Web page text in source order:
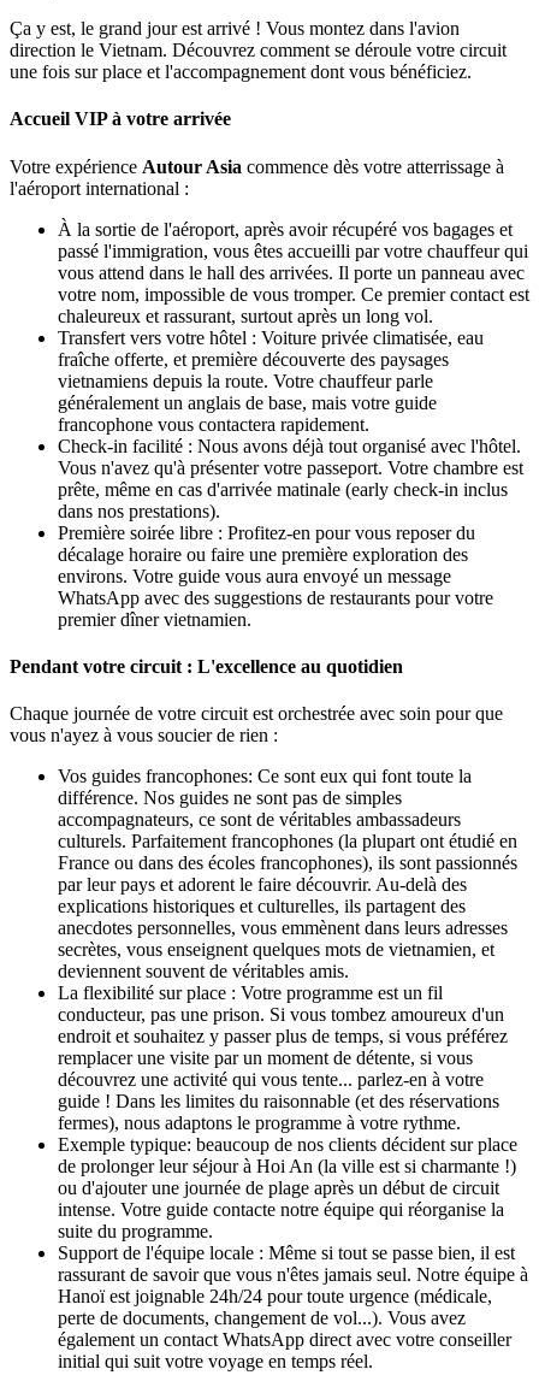
Ça y est, le grand jour est arrivé ! Vous montez dans l'avion
direction le Vietnam. Découvrez comment se déroule votre circuit
une fois sur place et l'accompagnement dont vous bénéficiez.
Accueil VIP à votre arrivée
Votre expérience Autour Asia commence dès votre atterrissage à
l'aéroport international :
À la sortie de l'aéroport, après avoir récupéré vos bagages et
passé l'immigration, vous êtes accueilli par votre chauffeur qui
vous attend dans le hall des arrivées. Il porte un panneau avec
votre nom, impossible de vous tromper. Ce premier contact est
chaleureux et rassurant, surtout après un long vol.
Transfert vers votre hôtel : Voiture privée climatisée, eau
fraîche offerte, et première découverte des paysages
vietnamiens depuis la route. Votre chauffeur parle
généralement un anglais de base, mais votre guide
francophone vous contactera rapidement.
Check-in facilité : Nous avons déjà tout organisé avec l'hôtel.
Vous n'avez qu'à présenter votre passeport. Votre chambre est
prête, même en cas d'arrivée matinale (early check-in inclus
dans nos prestations).
Première soirée libre : Profitez-en pour vous reposer du
décalage horaire ou faire une première exploration des
environs. Votre guide vous aura envoyé un message
WhatsApp avec des suggestions de restaurants pour votre
premier dîner vietnamien.
Pendant votre circuit : L'excellence au quotidien
Chaque journée de votre circuit est orchestrée avec soin pour que
vous n'ayez à vous soucier de rien :
Vos guides francophones: Ce sont eux qui font toute la
différence. Nos guides ne sont pas de simples
accompagnateurs, ce sont de véritables ambassadeurs
culturels. Parfaitement francophones (la plupart ont étudié en
France ou dans des écoles francophones), ils sont passionnés
par leur pays et adorent le faire découvrir. Au-delà des
explications historiques et culturelles, ils partagent des
anecdotes personnelles, vous emmènent dans leurs adresses
secrètes, vous enseignent quelques mots de vietnamien, et
deviennent souvent de véritables amis.
La flexibilité sur place : Votre programme est un fil
conducteur, pas une prison. Si vous tombez amoureux d'un
endroit et souhaitez y passer plus de temps, si vous préférez
remplacer une visite par un moment de détente, si vous
découvrez une activité qui vous tente... parlez-en à votre
guide ! Dans les limites du raisonnable (et des réservations
fermes), nous adaptons le programme à votre rythme.
Exemple typique: beaucoup de nos clients décident sur place
de prolonger leur séjour à Hoi An (la ville est si charmante !)
ou d'ajouter une journée de plage après un début de circuit
intense. Votre guide contacte notre équipe qui réorganise la
suite du programme.
Support de l'équipe locale : Même si tout se passe bien, il est
rassurant de savoir que vous n'êtes jamais seul. Notre équipe à
Hanoï est joignable 24h/24 pour toute urgence (médicale,
perte de documents, changement de vol...). Vous avez
également un contact WhatsApp direct avec votre conseiller
initial qui suit votre voyage en temps réel.